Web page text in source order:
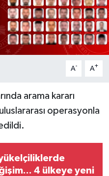
A- A+
arama kararı
operasyonla
4 ülkeye yeni